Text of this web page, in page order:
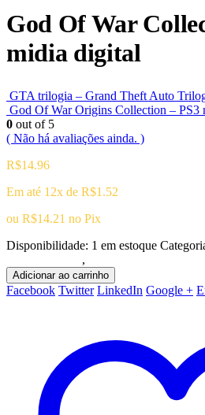
God Of War
midia digital
GTA trilogia – Grand Theft Auto
God Of War Origins Collection – PS3
0 out of 5
( Não há avaliações ainda. )
R$14.96
Em até 12x de R$1.52
ou R$14.21 no Pix
Disponibilidade: 1 em estoque
,
Adicionar ao carrinho
Facebook Twitter LinkedIn Google +